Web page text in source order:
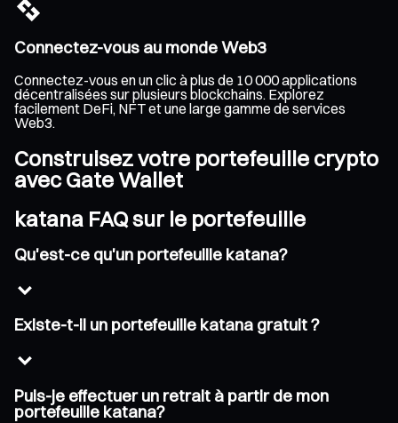
Connectez-vous au monde Web3
Connectez-vous en un clic à plus de 10 000 applications
décentralisées sur plusieurs blockchains. Explorez
facilement DeFi, NFT et une large gamme de services
Web3.
Construisez votre portefeuille crypto
avec Gate Wallet
katana FAQ sur le portefeuille
Qu'est-ce qu'un portefeuille katana?
Existe-t-il un portefeuille katana gratuit ?
Puis-je effectuer un retrait à partir de mon
portefeuille katana?